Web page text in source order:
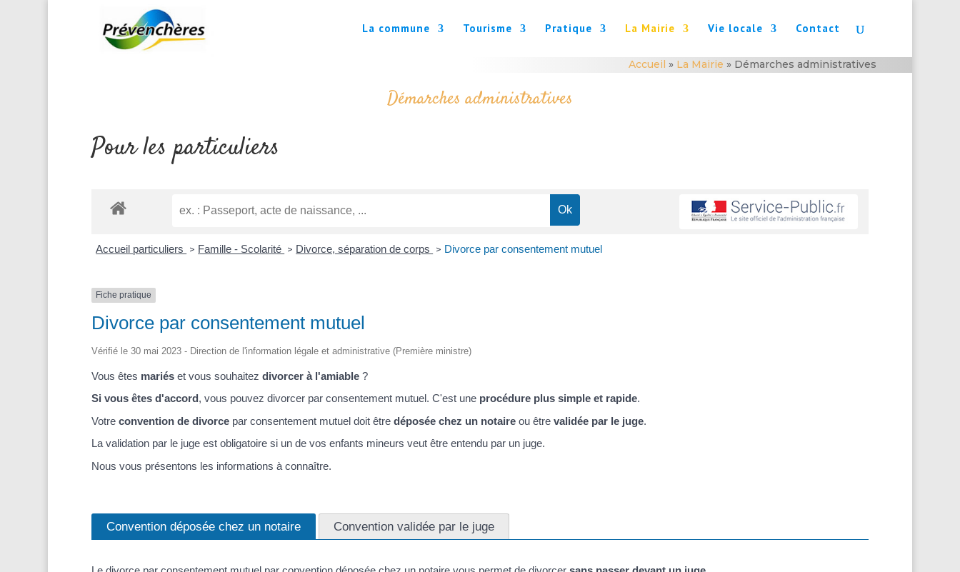
La commune Tourisme Pratique La Mairie Vie locale Contact
Accueil » La Mairie » Démarches administratives
Démarches administratives
Pour les particuliers
Accueil particuliers > Famille - Scolarité > Divorce, séparation de corps > Divorce par consentement mutuel
Fiche pratique
Divorce par consentement mutuel
Vérifié le 30 mai 2023 - Direction de l'information légale et administrative (Première ministre)
Vous êtes mariéset vous souhaitez divorcer à l'amiable?
Si vous êtes d'accord, vous pouvez divorcer par consentement mutuel. C'est une procédure plus simple et rapide.
Votre convention de divorcepar consentement mutuel doit être déposée chez un notaireou être validée par le juge.
La validation par le juge est obligatoire si un de vos enfants mineurs veut être entendu par un juge.
Nous vous présentons les informations à connaître.
Convention déposée chez un notaire Convention validée par le juge